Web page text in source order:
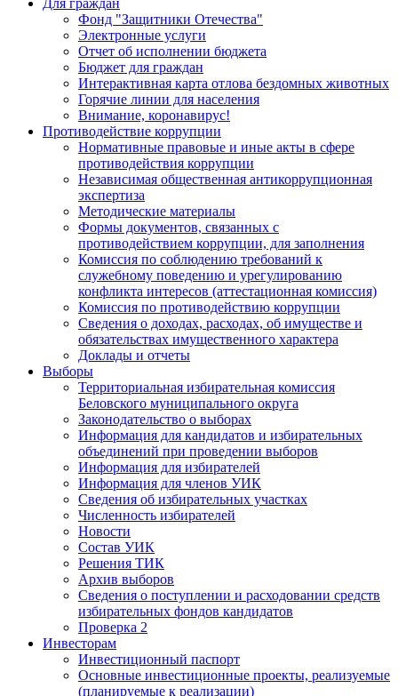
Для граждан
Фонд "Защитники Отечества"
Электронные услуги
Отчет об исполнении бюджета
Бюджет для граждан
Интерактивная карта отлова бездомных животных
Горячие линии для населения
Внимание, коронавирус!
Противодействие коррупции
Нормативные правовые и иные акты в сфере
противодействия коррупции
Независимая общественная антикоррупционная
экспертиза
Методические материалы
Формы документов, связанных с
противодействием коррупции, для заполнения
Комиссия по соблюдению требований к
служебному поведению и урегулированию
конфликта интересов (аттестационная комиссия)
Комиссия по противодействию коррупции
Сведения о доходах, расходах, об имуществе и
обязательствах имущественного характера
Доклады и отчеты
Выборы
Территориальная избирательная комиссия
Беловского муниципального округа
Законодательство о выборах
Информация для кандидатов и избирательных
объединений при проведении выборов
Информация для избирателей
Информация для членов УИК
Сведения об избирательных участках
Численность избирателей
Новости
Состав УИК
Решения ТИК
Архив выборов
Сведения о поступлении и расходовании средств
избирательных фондов кандидатов
Проверка 2
Инвесторам
Инвестиционный паспорт
Основные инвестиционные проекты, реализуемые
(планируемые к реализации)